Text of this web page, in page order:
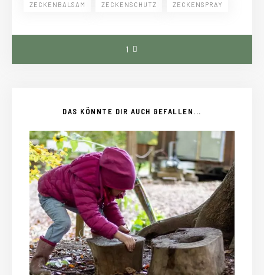
ZECKENBALSAM ZECKENSCHUTZ ZECKENSPRAY
1
DAS KÖNNTE DIR AUCH GEFALLEN...